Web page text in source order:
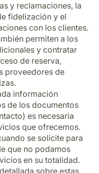
y reclamaciones, la
fidelización y el
con los clientes.
permiten a los
y contratar
de reserva,
proveedores de
información
de los documentos
es necesaria
que ofrecemos.
se solicite para
que no podamos
en su totalidad.
sobre estas